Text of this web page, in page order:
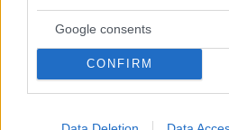
Google consents
CONFIRM